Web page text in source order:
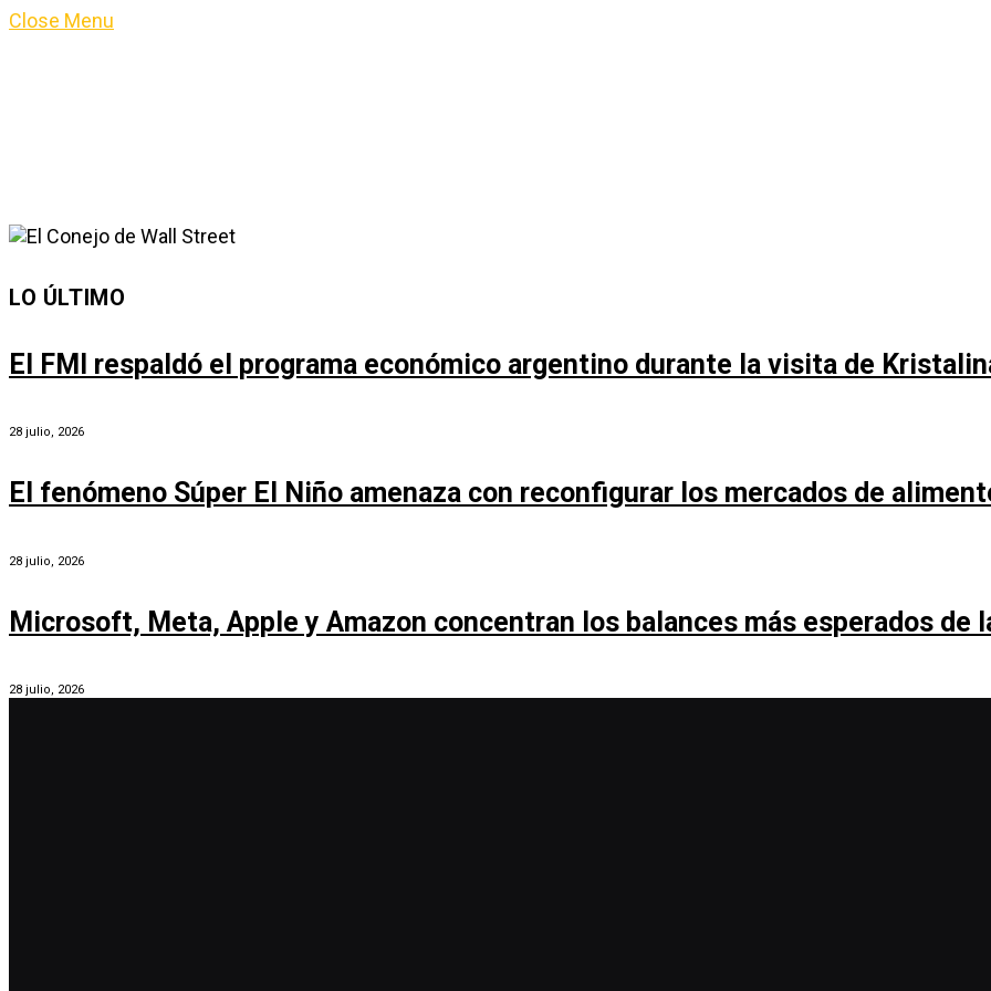
Close Menu
LO ÚLTIMO
El FMI respaldó el programa económico argentino durante la visita de
28 julio, 2026
El fenómeno Súper El Niño amenaza con reconfigurar los mercados de
28 julio, 2026
Microsoft, Meta, Apple y Amazon concentran los balances más esperados de
28 julio, 2026